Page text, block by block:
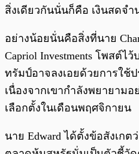
สิ่งเดียวกันนั่นก็คือ เงินสดจ
อย่างน้อยนั่นคือสิ่งที่นาย
Capriol Investments โพสต์ไ
ทรัมป์อาจลงเอยด้วยการใช้
เนื่องจากเขากำลังพยายาม
เลือกตั้งในเดือนพฤศจิกายน
นาย Edward ได้ตั้งข้อสังเกต